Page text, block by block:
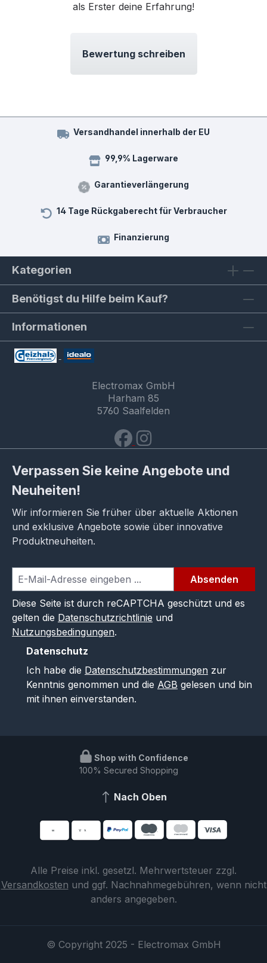
als Erster deine Erfahrung!
Bewertung schreiben
Versandhandel innerhalb der EU
99,9% Lagerware
Garantieverlängerung
14 Tage Rückgaberecht für Verbraucher
Finanzierung
Kategorien
Benötigst du Hilfe beim Kauf?
Informationen
Electromax GmbH
Harham 85
5760 Saalfelden
Verpassen Sie keine Angebote und
Neuheiten!
Wir informieren Sie früher über aktuelle Aktionen
und exklusive Angebote sowie über innovative
Produktneuheiten.
Absenden
Diese Seite ist durch reCAPTCHA geschützt und es
gelten die Datenschutzrichtlinie und
Nutzungsbedingungen.
Datenschutz
Ich habe die Datenschutzbestimmungen zur
Kenntnis genommen und die AGB gelesen und bin
mit ihnen einverstanden.
Shop with Confidence
100% Secured Shopping
Nach Oben
Alle Preise inkl. gesetzl. Mehrwertsteuer zzgl.
Versandkosten und ggf. Nachnahmegebühren, wenn nicht
anders angegeben.
© Copyright 2025 - Electromax GmbH